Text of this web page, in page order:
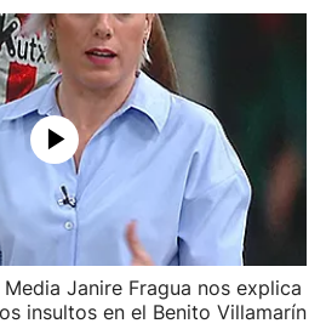
Janire Fragua nos explica
insultos en el Benito Villamarín